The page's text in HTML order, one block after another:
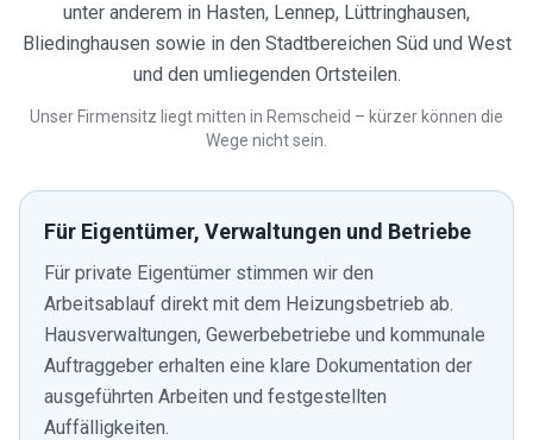
unter anderem in Hasten, Lennep, Lüttringhausen,
Bliedinghausen sowie in den Stadtbereichen Süd und West
und den umliegenden Ortsteilen.
Unser Firmensitz liegt mitten in Remscheid – kürzer können die
Wege nicht sein.
Für Eigentümer, Verwaltungen und Betriebe
Für private Eigentümer stimmen wir den
Arbeitsablauf direkt mit dem Heizungsbetrieb ab.
Hausverwaltungen, Gewerbebetriebe und kommunale
Auftraggeber erhalten eine klare Dokumentation der
ausgeführten Arbeiten und festgestellten
Auffälligkeiten.